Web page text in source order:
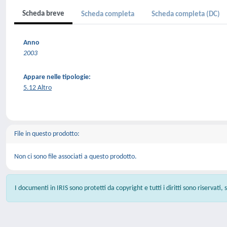
Scheda breve Scheda completa Scheda completa (DC)
Anno
2003
Appare nelle tipologie:
5.12 Altro
File in questo prodotto:
Non ci sono file associati a questo prodotto.
I documenti in IRIS sono protetti da copyright e tutti i diritti sono riservati,